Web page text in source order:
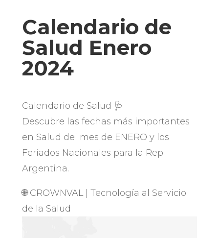
Calendario de
Salud Enero
2024
Calendario de Salud 🩺
Descubre las fechas más importantes
en Salud del mes de ENERO y los
Feriados Nacionales para la Rep.
Argentina.
🌐 CROWNVAL | Tecnología al Servicio
de la Salud